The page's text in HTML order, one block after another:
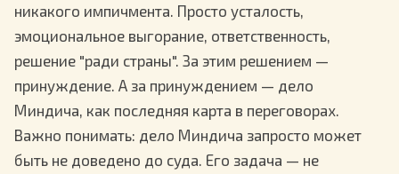
никакого импичмента. Просто усталость,
эмоциональное выгорание, ответственность,
решение "ради страны". За этим решением —
принуждение. А за принуждением — дело
Миндича, как последняя карта в переговорах.
Важно понимать: дело Миндича запросто может
быть не доведено до суда. Его задача — не